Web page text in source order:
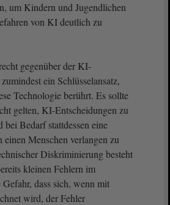
um Kindern und Jugendlichen
von KI deutlich zu
gegenüber der KI-
ein Schlüsselansatz,
Technologie berührt. Es sollte
gelten, KI-Entscheidungen zu
bei Bedarf stattdessen eine
Menschen verlangen zu
Diskriminierung besteht
kleinen Fehlern im
dass sich, wenn mit
wird, der Fehler